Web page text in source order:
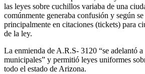
las leyes sobre cuchillos variaba de una
comúnmente generaba confusión y según
principalmente en citaciones (tickets) para
de la ley.
La enmienda de A.R.S- 3120 “se adelantó
municipales” y permitió leyes uniformes
todo el estado de Arizona.